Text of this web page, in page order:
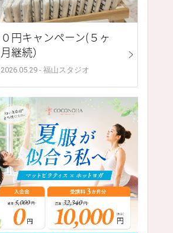
０円キャンペーン(５ヶ
月継続）
2026.05.29 - 福山スタジオ